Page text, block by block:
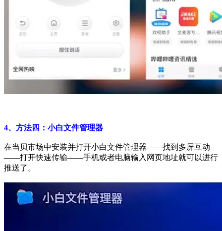
4、方法四：小白文件管理器
在当贝市场中安装并打开小白文件管理器——找到多屏互动
——打开快速传输——手机或者电脑输入网页地址就可以进行
推送了。